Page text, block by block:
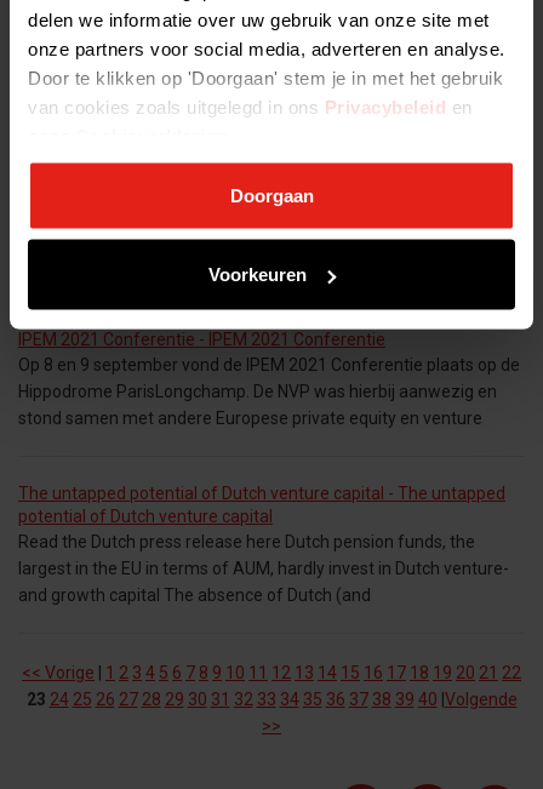
delen we informatie over uw gebruik van onze site met
onze partners voor social media, adverteren en analyse.
Door te klikken op 'Doorgaan' stem je in met het gebruik
van cookies zoals uitgelegd in ons Privacybeleid en
Doorgaan
Voorkeuren
Resilience Act (DORA) in werking getreden. Deze verordening
introduceert nieuwe normen om te waarborgen dat alle financiële
instellingen bestand zijn tegen ICT-gerelateerde
Participatiemaatschappijen - Klachtenregeling
aan te merken, mondeling of schriftelijk gedane uitlating van
ongenoegen betreffende de dienstverlening door de NVP, door of
namens de cliënt kenbaar gemaakt Klager:
IPEM 2021 Conferentie - IPEM 2021 Conferentie
Op 8 en 9 september vond de IPEM 2021 Conferentie plaats op de
Hippodrome ParisLongchamp. De NVP was hierbij aanwezig en
stond samen met andere Europese private equity en venture
The untapped potential of Dutch venture capital - The untapped
potential of Dutch venture capital
Read the Dutch press release here Dutch pension funds, the
largest in the EU in terms of AUM, hardly invest in Dutch venture-
and growth capital The absence of Dutch (and
<< Vorige 1 2 3 4 5 6 7 8 9 10 11 12 13 14 15 16 17 18 19 20 21 22
23 24 25 26 27 28 29 30 31 32 33 34 35 36 37 38 39 40 Volgende
>>